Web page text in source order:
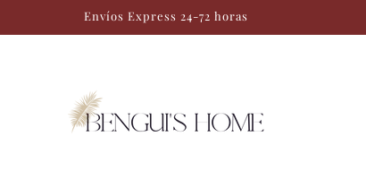
Envíos Express 24-72 horas